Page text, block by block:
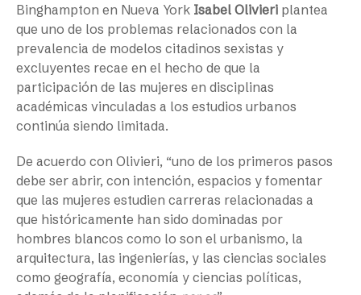
Binghampton en Nueva York Isabel Olivieri plantea
que uno de los problemas relacionados con la
prevalencia de modelos citadinos sexistas y
excluyentes recae en el hecho de que la
participación de las mujeres en disciplinas
académicas vinculadas a los estudios urbanos
continúa siendo limitada.
De acuerdo con Olivieri, “uno de los primeros pasos
debe ser abrir, con intención, espacios y fomentar
que las mujeres estudien carreras relacionadas a
que históricamente han sido dominadas por
hombres blancos como lo son el urbanismo, la
arquitectura, las ingenierías, y las ciencias sociales
como geografía, economía y ciencias políticas,